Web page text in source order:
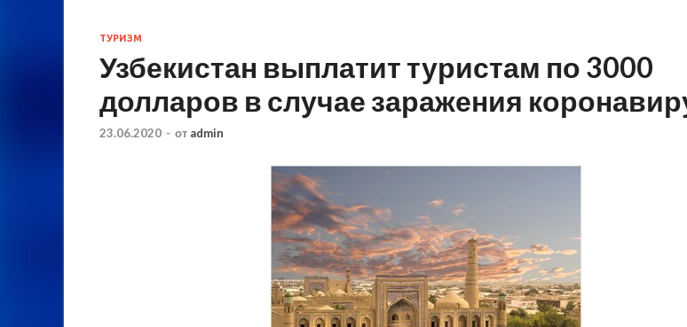
ТУРИЗМ
Узбекистан выплатит туристам по 3000
долларов в случае заражения
23.06.2020 - от admin